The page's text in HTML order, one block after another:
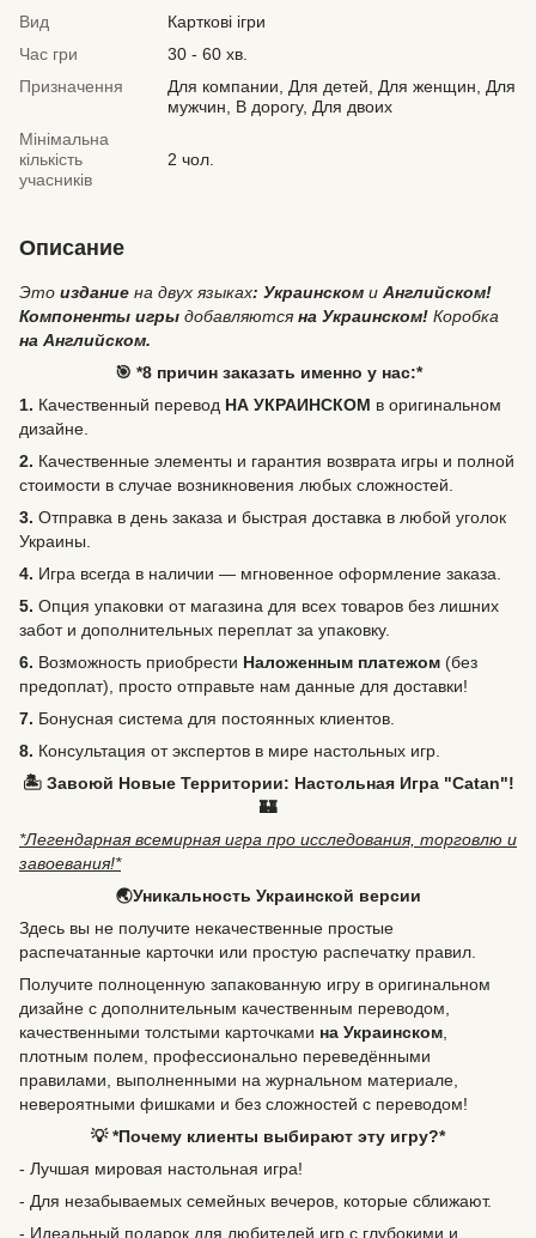
Вид
Карткові ігри
Час гри
30 - 60 хв.
Призначення
Для компании, Для детей, Для женщин, Для
мужчин, В дорогу, Для двоих
Мінімальна
кількість
учасників
2 чол.
Описание
Это издание на двух языках: Украинском и Английском!
Компоненты игры добавляются на Украинском! Коробка
на Английском.
🎯 *8 причин заказать именно у нас:*
1. Качественный перевод НА УКРАИНСКОМ в оригинальном
дизайне.
2. Качественные элементы и гарантия возврата игры и полной
стоимости в случае возникновения любых сложностей.
3. Отправка в день заказа и быстрая доставка в любой уголок
Украины.
4. Игра всегда в наличии — мгновенное оформление заказа.
5. Опция упаковки от магазина для всех товаров без лишних
забот и дополнительных переплат за упаковку.
6. Возможность приобрести Наложенным платежом (без
предоплат), просто отправьте нам данные для доставки!
7. Бонусная система для постоянных клиентов.
8. Консультация от экспертов в мире настольных игр.
🏝️ Завоюй Новые Территории: Настольная Игра "Catan"!
🏰
*Легендарная всемирная игра про исследования, торговлю и
завоевания!*
🌏Уникальность Украинской версии
Здесь вы не получите некачественные простые
распечатанные карточки или простую распечатку правил.
Получите полноценную запакованную игру в оригинальном
дизайне с дополнительным качественным переводом,
качественными толстыми карточками на Украинском
плотным полем, профессионально переведёнными
правилами, выполненными на журнальном материале,
невероятными фишками и без сложностей с переводом!
💡 *Почему клиенты выбирают эту игру?*
- Лучшая мировая настольная игра!
- Для незабываемых семейных вечеров, которые сближают.
- Идеальный подарок для любителей игр с глубокими и